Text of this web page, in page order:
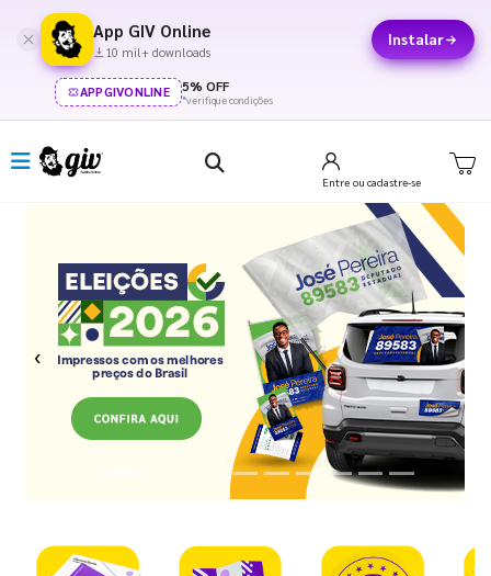
App GIV Online
10 mil+ downloads
Instalar
APPGIVONLINE 5% OFF
*verifique condições
Entre ou cadastre-se
Previous Next